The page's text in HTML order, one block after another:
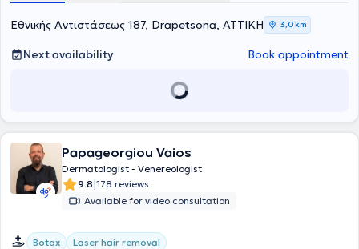
acid/fillers, treatment of warts, acne management, and many
Εθνικής Αντιστάσεως 187, Drapetsona, ΑΤΤΙΚΗ 3,0 km
Next availability Book appointment
Papageorgiou Vaios
Dermatologist - Venereologist
9.8|178 reviews
Available for video consultation
Botox Laser hair removal